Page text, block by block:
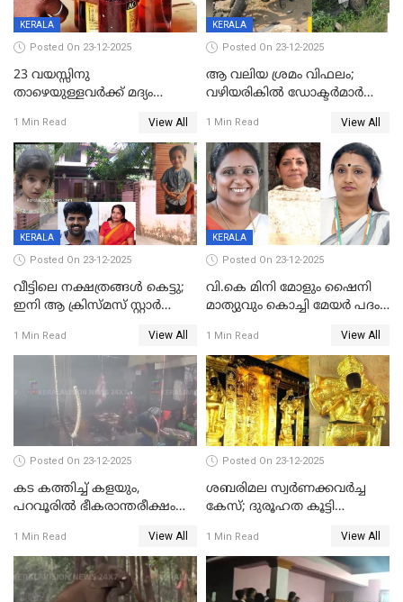
KERALA
Posted On 23-12-2025
23 വയസ്സിനു
താഴെയുള്ളവർക്ക് മദ്യം
നടപടി;സ്ഥാപനങ്ങൾക്കെതിരെ
രണ്ട് കേസുകൾ
1 Min Read View All
KERALA
Posted On 23-12-2025
ആ വലിയ ശ്രമം വിഫലം;
വഴിയരികില്‍ ‌ഡോക്ടര്‍മാര്‍
മരണത്തിന് കീഴടങ്ങി
1 Min Read View All
KERALA
Posted On 23-12-2025
വീട്ടിലെ നക്ഷത്രങ്ങൾ കെട്ടു;
ഇനി ആ ക്രിസ്മസ് സ്റ്റാർ
വേണ്ടിയുള്ള
പിടിവലിക്കിടയിൽ
അപ്പൂപ്പനെതിരെ പോക്സോ
കേസ് ഒടുവിൽ 4 ജീവനുകൾ
പൊലിഞ്ഞു
1 Min Read View All
KERALA
Posted On 23-12-2025
വി.കെ മിനി മോളും ഷൈനി
മാത്യുവും കൊച്ചി മേയർ പദം
മേയറാകില്ല
1 Min Read View All
Posted On 23-12-2025
കട കത്തിച്ച് കളയും,
പറവൂരില്‍ ഭീകരാന്തരീക്ഷം
1 Min Read View All
Posted On 23-12-2025
ശബരിമല സ്വര്‍ണക്കവര്‍ച്ച
കേസ്; ദുരൂഹത കൂട്ടി
1 Min Read View All